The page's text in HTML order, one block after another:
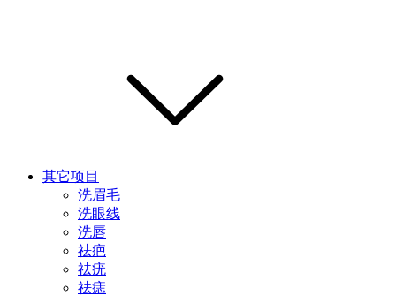
其它项目
洗眉毛
洗眼线
洗唇
祛疤
祛疣
祛痣